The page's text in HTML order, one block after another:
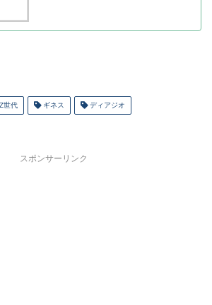
世代 ギネス ディアジオ
スポンサーリンク